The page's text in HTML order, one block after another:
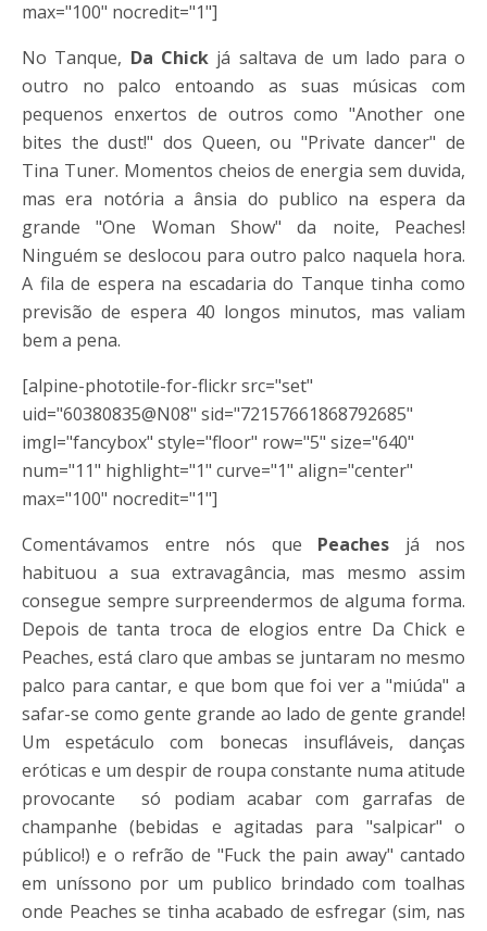
max="100" nocredit="1"]
No Tanque, Da Chickjá saltava de um lado para o
outro no palco entoando as suas músicas com
pequenos enxertos de outros como "Another one
bites the dust!" dos Queen, ou "Private dancer" de
Tina Tuner. Momentos cheios de energia sem duvida,
mas era notória a ânsia do publico na espera da
grande "One Woman Show" da noite, Peaches!
Ninguém se deslocou para outro palco naquela hora.
A fila de espera na escadaria do Tanque tinha como
previsão de espera 40 longos minutos, mas valiam
bem a pena.
[alpine-phototile-for-flickr src="set"
uid="60380835@N08" sid="72157661868792685"
imgl="fancybox" style="floor" row="5" size="640"
num="11" highlight="1" curve="1" align="center"
max="100" nocredit="1"]
Comentávamos entre nós que Peaches já nos
habituou a sua extravagância, mas mesmo assim
consegue sempre surpreendermos de alguma forma.
Depois de tanta troca de elogios entre Da Chick e
Peaches, está claro que ambas se juntaram no mesmo
palco para cantar, e que bom que foi ver a "miúda" a
safar-se como gente grande ao lado de gente grande!
Um espetáculo com bonecas insufláveis, danças
eróticas e um despir de roupa constante numa atitude
provocante só podiam acabar com garrafas de
champanhe (bebidas e agitadas para "salpicar" o
público!) e o refrão de "Fuck the pain away" cantado
em uníssono por um publico brindado com toalhas
onde Peaches se tinha acabado de esfregar (sim, nas